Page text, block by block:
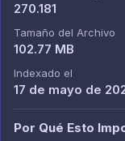
270.181
Tamaño del Archivo
102.77 MB
Indexado el
17 de mayo de
Por Qué Esto